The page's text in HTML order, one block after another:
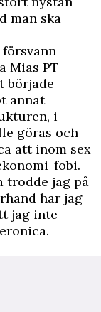
man ska
Mias PT-
började
annat
i
göras och
att inom sex
fobi.
trodde jag på
har jag
jag inte